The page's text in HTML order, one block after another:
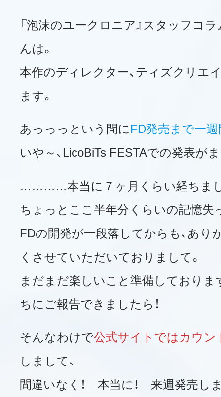
『泡沫のユークロニア』スタッフコ
んは。
本作のディレクター、ティズクリエ
ます。
あっっっという間に FD発売まで一週
いや～、LicoBiTs FESTAでの発表
…………本当に７ヶ月くらい経ちま
ちょっとここ半年分くらいの記憶失
FDの開発が一段落してからも、あり
くさせていただいておりまして。
まだまだ楽しいこと準備しておりま
ちにご報告できましたら！
そんなわけで公式サイトではカウ
しまして、
間違いなく！ 本当に！ 来週発売しま